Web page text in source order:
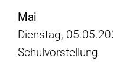
Mai
Dienstag,
Schulvorstellung